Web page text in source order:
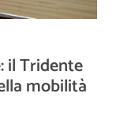
il Tridente
mobilità